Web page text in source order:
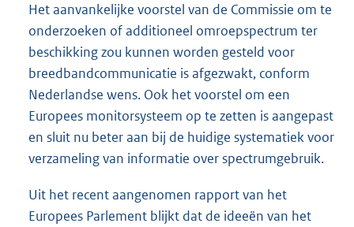
Het aanvankelijke voorstel van de Commissie om te
onderzoeken of additioneel omroepspectrum ter
beschikking zou kunnen worden gesteld voor
breedbandcommunicatie is afgezwakt, conform
Nederlandse wens. Ook het voorstel om een
Europees monitorsysteem op te zetten is aangepast
en sluit nu beter aan bij de huidige systematiek voor
verzameling van informatie over spectrumgebruik.
Uit het recent aangenomen rapport van het
Europees Parlement blijkt dat de ideeën van het